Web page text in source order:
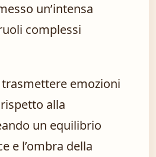
un’intensa
complessi
emozioni
alla
un equilibrio
e l’ombra della